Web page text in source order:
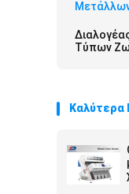
Τύπων
Καλύτερα